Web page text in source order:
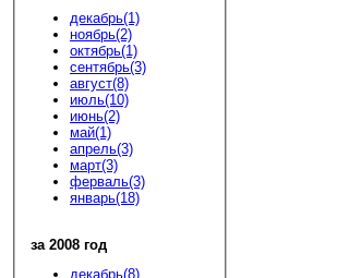
декабрь(1)
ноябрь(2)
октябрь(1)
сентябрь(3)
август(8)
июль(10)
июнь(2)
май(1)
апрель(3)
март(3)
ферваль(3)
январь(18)
за 2008 год
декабрь(8)